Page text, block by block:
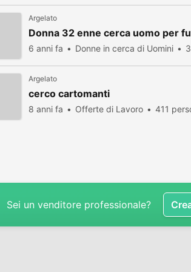
Argelato
Donna 32 enne cerca uomo per
6 anni fa Donne in cerca di Uomini
Argelato
cerco cartomanti
8 anni fa Offerte di Lavoro 411
Sei un venditore professionale?